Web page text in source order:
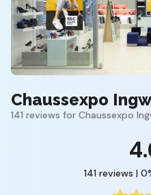
Chaussexpo
141 reviews for Chaussexpo
141 reviews |